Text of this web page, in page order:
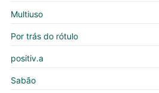
Multiuso
Por trás do rótulo
positiv.a
Sabão